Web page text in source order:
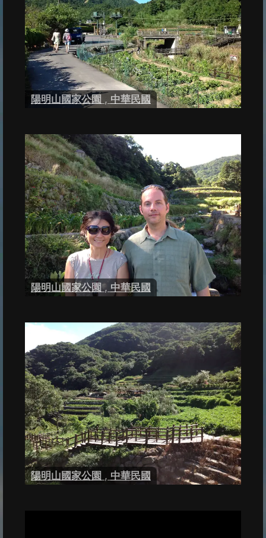
陽明山國家公園 , 中華民國
陽明山國家公園 , 中華民國
陽明山國家公園 , 中華民國